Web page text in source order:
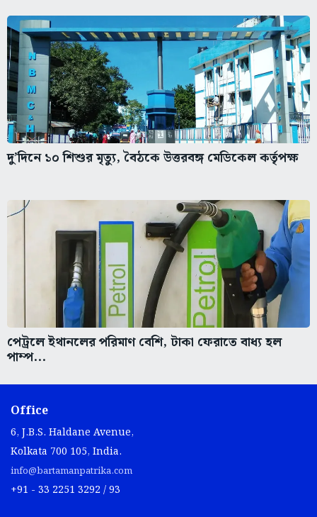
দু’দিনে ১০ শিশুর মৃত্যু, বৈঠকে উত্তরবঙ্গ মেডিকেল কর্তৃপক্ষ
পেট্রলে ইথানলের পরিমাণ বেশি, টাকা ফেরাতে বাধ্য হল
পাম্প...
Office
6, J.B.S. Haldane Avenue,
Kolkata 700 105, India.
info@bartamanpatrika.com
+91 - 33 2251 3292 / 93